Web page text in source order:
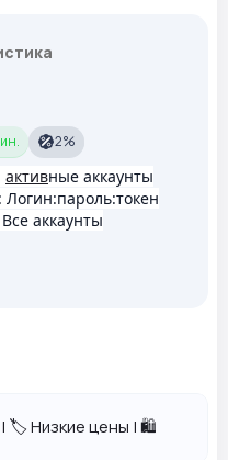
2%
активные аккаунты
: Логин:пароль:токен
аккаунты
| 🏷️ Низкие цены | 🛍️